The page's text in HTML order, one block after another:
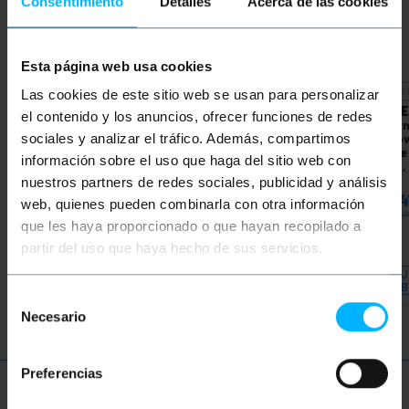
Esta página web usa cookies
Las cookies de este sitio web se usan para personalizar
el contenido y los anuncios, ofrecer funciones de redes
sociales y analizar el tráfico. Además, compartimos
información sobre el uso que haga del sitio web con
nuestros partners de redes sociales, publicidad y análisis
web, quienes pueden combinarla con otra información
que les haya proporcionado o que hayan recopilado a
partir del uso que haya hecho de sus servicios.
Necesario
Preferencias
NIEDOSTĘPNY
LANBERG Zwijacz kabla
sieciowego Ethernet,
sztywny, zielony, kat.
5e, UTP CCA, 305 m
LCU5-10CC-0305-G
PVP
62,16€
VAT inc.
PVD
56,01€
LN153
DAJ MI ZNAĆ, KIEDY
NIEDOSTĘPNY
BEMATIK Sztywny
niebieski szpula na
kabel sieciowy Ethernet
kat. 5e UTP CCA o
długości 100 m
PVP
29,34€
PVD
25,91€
DAJ MI ZNAĆ, KIEDY
kat.
305
przez
PVP